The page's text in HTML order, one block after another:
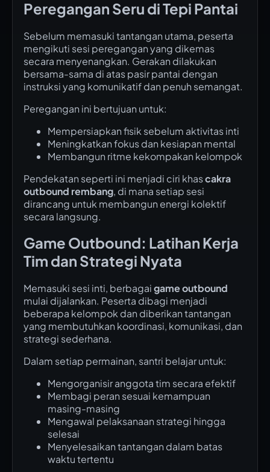
Peregangan Seru di Tepi Pantai
Sebelum memasuki tantangan utama, peserta
mengikuti sesi peregangan yang dikemas
secara menyenangkan. Gerakan dilakukan
bersama-sama di atas pasir pantai dengan
instruksi yang komunikatif dan penuh semangat.
Peregangan ini bertujuan untuk:
Mempersiapkan fisik sebelum aktivitas inti
Meningkatkan fokus dan kesiapan mental
Membangun ritme kekompakan kelompok
Pendekatan seperti ini menjadi ciri khascakra
outbound rembang, di mana setiap sesi
dirancang untuk membangun energi kolektif
secara langsung.
Game Outbound: Latihan Kerja
Tim dan Strategi Nyata
Memasuki sesi inti, berbagaigame outbound
mulai dijalankan. Peserta dibagi menjadi
beberapa kelompok dan diberikan tantangan
yang membutuhkan koordinasi, komunikasi, dan
strategi sederhana.
Dalam setiap permainan, santri belajar untuk:
Mengorganisir anggota tim secara efektif
Membagi peran sesuai kemampuan
masing-masing
Mengawal pelaksanaan strategi hingga
selesai
Menyelesaikan tantangan dalam batas
waktu tertentu